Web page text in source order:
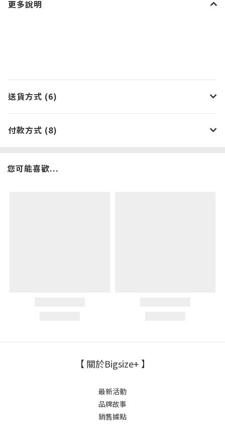
更多說明
送貨方式 (6)
付款方式 (8)
您可能喜歡...
【 關於Bigsize+ 】
最新活動
品牌故事
銷售據點